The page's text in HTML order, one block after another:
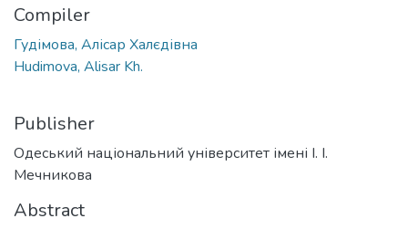
Compiler
Гудімова, Алісар Халєдівна
Hudimova, Alisar Kh.
Publisher
Одеський національний університет імені І. І.
Мечникова
Abstract